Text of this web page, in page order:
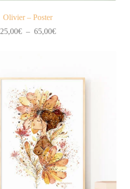
Olivier – Poster
25,00€ – 65,00€Plage
65,00€